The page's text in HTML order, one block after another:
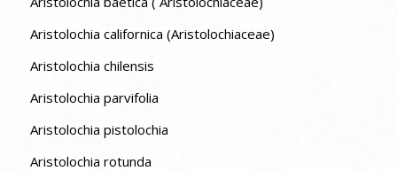
Aristolochia californica (Aristolochiaceae)
Aristolochia chilensis
Aristolochia parvifolia
Aristolochia pistolochia
Aristolochia rotunda